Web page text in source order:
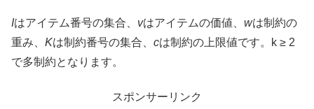
Iはアイテム番号の集合、 vはアイテムの価値、 wは制約の
重み、 Kは制約番号の集合、 cは制約の上限値です。k ≥ 2
で多制約となります。
スポンサーリンク